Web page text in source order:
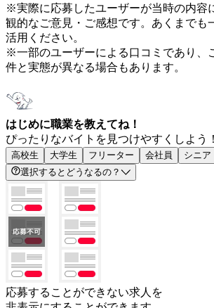
※実際に応募したユーザーが当時の内容
観的なご意見・ご感想です。あくまでも
活用ください。
※一部のユーザーによる口コミであり、
件と実態が異なる場合もあります。
はじめに職業を教えてね！
ぴったりなバイトを見つけやすくしよう！
高校生 大学生 フリーター 会社員 シニア
選択するとどうなるの？
応募することができない求人を